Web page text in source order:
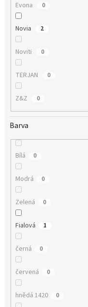
Evona 0
Novia 2
Noviti 0
TERJAN 0
Z&Z 0
Barva
Bílá 0
Modrá 0
Zelená 0
Fialová 1
černá 0
červená 0
hnědá 1420 0